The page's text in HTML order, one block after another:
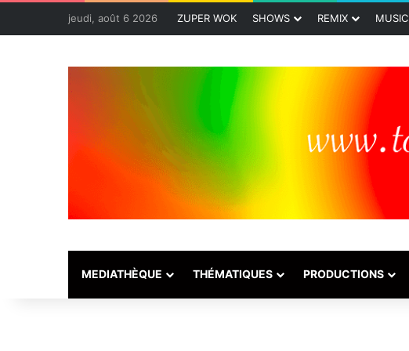
jeudi, août 6 2026 ZUPER WOK SHOWS REMIX MUSIC
MEDIATHÈQUE THÉMATIQUES PRODUCTIONS